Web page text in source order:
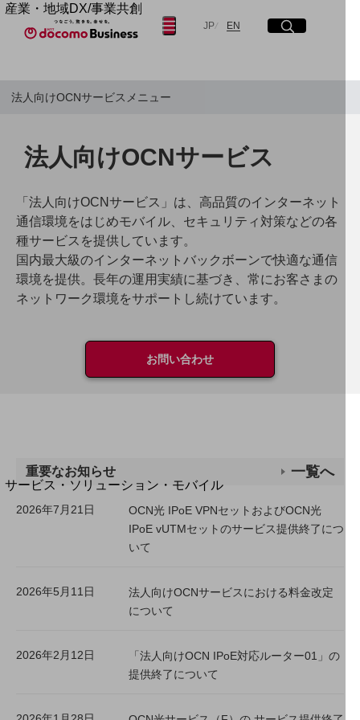
産業・地域DX/事業共創
OPEN HUB for Plural Futures
イベント/ウェビナー
Smart World
企業と地域が持続成長する社会を目指します
Smart City
Smart Education
Smart Healthcare
Smart Industry
Smart Mobility
Smart Worksite
生成AI(Generative AI)
地域経済のさらなる活性化に取り組みます
自治体・地域社会との共創
サービス・ソリューション・モバイル
サービス・ソリューションTOP
サービス・ソリューションをご紹介
電話・映像コミュニケーション
JP 日本語
EN English
サイト内検索
メニュー
フリーワードを入力して探す
取り組みを検索
法人向けOCNサービスメニュー
法人向けOCNサービス
「法人向けOCNサービス」は、高品質のインターネット
通信環境をはじめモバイル、セキュリティ対策などの各
種サービスを提供しています。
国内最大級のインターネットバックボーンで快適な通信
環境を提供。長年の運用実績に基づき、常にお客さまの
ネットワーク環境をサポートし続けています。
お問い合わせ
重要なお知らせ 一覧へ
2026年7月21日
OCN光 IPoE VPNセットおよびOCN光
IPoE vUTMセットのサービス提供終了につ
いて
2026年5月11日
法人向けOCNサービスにおける料金改定
について
2026年2月12日
「法人向けOCN IPoE対応ルーター01」の
提供終了について